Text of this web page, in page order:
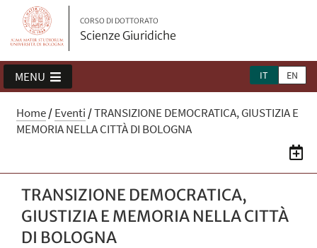
CORSO DI DOTTORATO
Scienze Giuridiche
IT EN
MENU
Home/Eventi /TRANSIZIONE DEMOCRATICA, GIUSTIZIA E
MEMORIA NELLA CITTÀ DI BOLOGNA
TRANSIZIONE DEMOCRATICA,
GIUSTIZIA E MEMORIA NELLA CITTÀ
DI BOLOGNA